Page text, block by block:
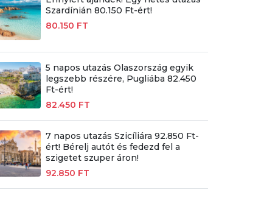
Szardínián 80.150 Ft-ért!
80.150 FT
5 napos utazás Olaszország egyik
legszebb részére, Pugliába 82.450
Ft-ért!
82.450 FT
7 napos utazás Szicíliára 92.850 Ft-
ért! Bérelj autót és fedezd fel a
szigetet szuper áron!
92.850 FT